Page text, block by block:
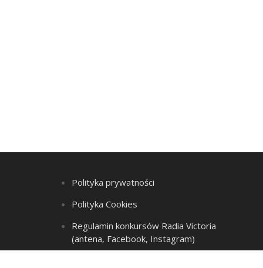
Polityka prywatności
Polityka Cookies
Regulamin konkursów Radia Victoria
(antena, Facebook, Instagram)